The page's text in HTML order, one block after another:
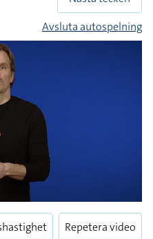
Avsluta autospelning
Repetera video